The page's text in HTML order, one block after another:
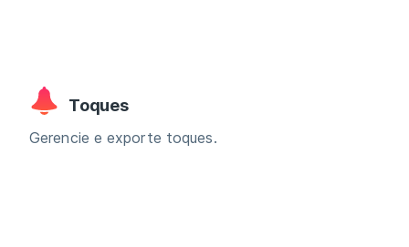
Toques
Gerencie e exporte toques.